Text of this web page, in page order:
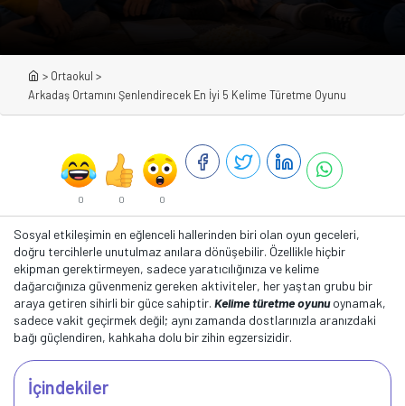
> Ortaokul >
Arkadaş Ortamını Şenlendirecek En İyi 5 Kelime Türetme Oyunu
0 0 0
Sosyal etkileşimin en eğlenceli hallerinden biri olan oyun geceleri,
doğru tercihlerle unutulmaz anılara dönüşebilir. Özellikle hiçbir
ekipman gerektirmeyen, sadece yaratıcılığınıza ve kelime
dağarcığınıza güvenmeniz gereken aktiviteler, her yaştan grubu bir
araya getiren sihirli bir güce sahiptir. Kelime türetme oyunuoynamak,
sadece vakit geçirmek değil; aynı zamanda dostlarınızla aranızdaki
bağı güçlendiren, kahkaha dolu bir zihin egzersizidir.
İçindekiler